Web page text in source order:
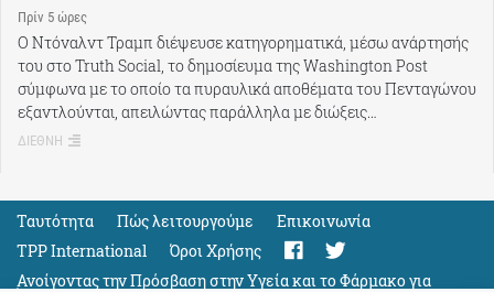
Πρίν 5 ώρες
Ο Ντόναλντ Τραμπ διέψευσε κατηγορηματικά, μέσω ανάρτησής
του στο Truth Social, το δημοσίευμα της Washington Post
σύμφωνα με το οποίο τα πυραυλικά αποθέματα του Πενταγώνου
εξαντλούνται, απειλώντας παράλληλα με διώξεις…
ΔΙΕΘΝΗ
Ταυτότητα Πώς λειτουργούμε
Eπικοινωνία
TPP International
Όροι Χρήσης
Ανοίγοντας την Πρόσβαση στην Υγεία και το Φάρμακο για